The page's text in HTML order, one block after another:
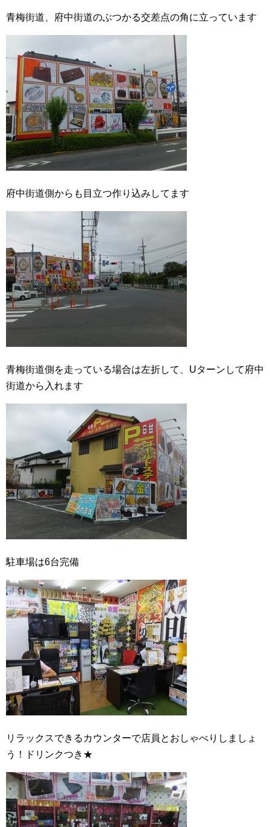
青梅街道、府中街道のぶつかる交差点の角に立っています
府中街道側からも目立つ作り込みしてます
青梅街道側を走っている場合は左折して、Uターンして府中
街道から入れます
駐車場は6台完備
リラックスできるカウンターで店員とおしゃべりしましょ
う！ドリンクつき★